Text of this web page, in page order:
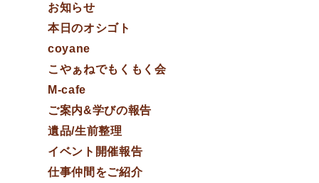
お知らせ
本日のオシゴト
coyane
こやぁねでもくもく会
M-cafe
ご案内&学びの報告
遺品/生前整理
イベント開催報告
仕事仲間をご紹介